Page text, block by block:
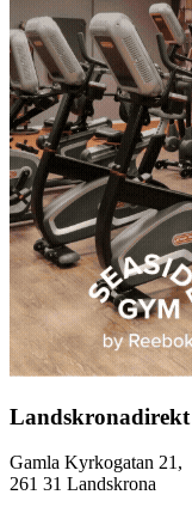
Landskronadirekt
Gamla Kyrkogatan 21,
261 31 Landskrona